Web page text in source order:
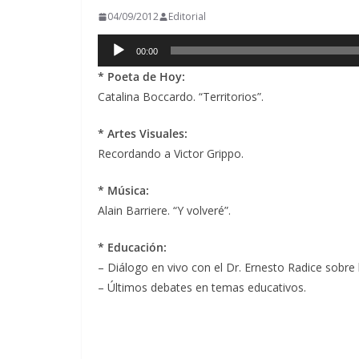
04/09/2012 Editorial
Reproductor
de
audio
00:00
* Poeta de Hoy:
Catalina Boccardo. “Territorios”.
* Artes Visuales:
Recordando a Victor Grippo.
* Música:
Alain Barriere. “Y volveré”.
* Educación:
– Diálogo en vivo con el Dr. Ernesto Radice
– Últimos debates en temas educativos.